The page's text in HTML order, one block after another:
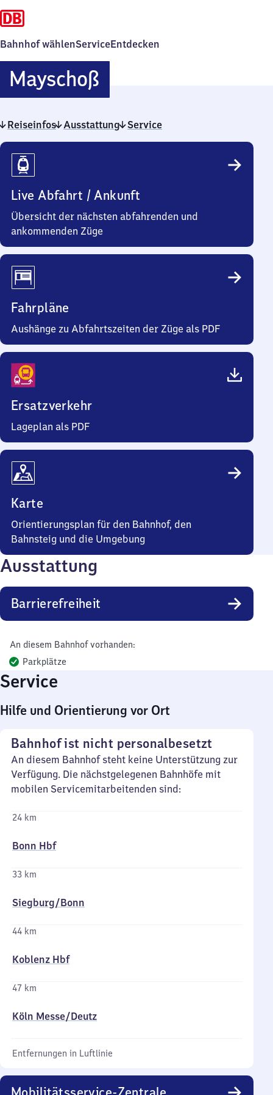
Bahnhof wählenServiceEntdecken
MayschoßMayschoß
Reiseinfos Ausstattung Service
Reiseinfos
Live Abfahrt / Ankunft
Übersicht der nächsten abfahrenden und
ankommenden Züge
Fahrpläne
Aushänge zu Abfahrtszeiten der Züge als PDF
Ersatzverkehr
Lageplan als PDF
Karte
Orientierungsplan für den Bahnhof, den
Bahnsteig und die Umgebung
Ausstattung
Barrierefreiheit
An diesem Bahnhof vorhanden:
Parkplätze
Service
Hilfe und Orientierung vor Ort
Bahnhof ist nicht personalbesetzt
An diesem Bahnhof steht keine Unterstützung zur
Verfügung. Die nächstgelegenen Bahnhöfe mit
mobilen Servicemitarbeitenden sind:
24 km
Bonn Hbf
33 km
Siegburg/​Bonn
44 km
Koblenz Hbf
47 km
Köln Messe/​Deutz
Entfernungen in Luftlinie